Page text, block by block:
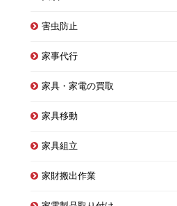
害虫防止
家事代行
家具・家電の買取
家具移動
家具組立
家財搬出作業